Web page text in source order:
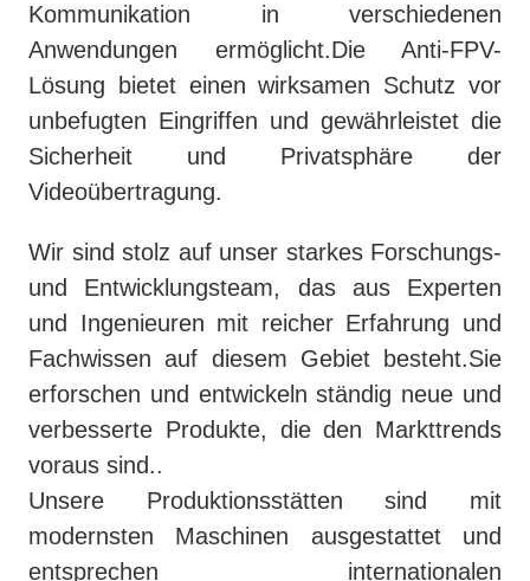
Kommunikation in verschiedenen
Anwendungen ermöglicht.Die Anti-FPV-
Lösung bietet einen wirksamen Schutz vor
unbefugten Eingriffen und gewährleistet die
Sicherheit und Privatsphäre der
Videoübertragung.
Wir sind stolz auf unser starkes Forschungs-
und Entwicklungsteam, das aus Experten
und Ingenieuren mit reicher Erfahrung und
Fachwissen auf diesem Gebiet besteht.Sie
erforschen und entwickeln ständig neue und
verbesserte Produkte, die den Markttrends
voraus sind..
Unsere Produktionsstätten sind mit
modernsten Maschinen ausgestattet und
entsprechen internationalen